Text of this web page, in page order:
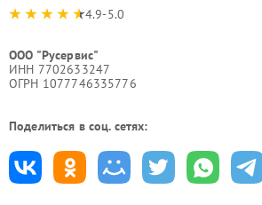
4.9-5.0
ООО "Русервис"
ИНН 7702633247
ОГРН 1077746335776
Поделиться в соц. сетях: